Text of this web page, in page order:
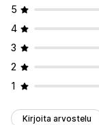
5
4
3
2
1
Kirjoita arvostelu